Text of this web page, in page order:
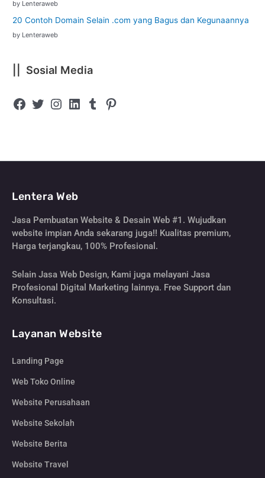
by Lenteraweb
20 Contoh Domain Selain .com yang Bagus dan Kegunaannya
by Lenteraweb
|| Sosial Media
Lentera Web
Jasa Pembuatan Website & Desain Web #1. Wujudkan
website impian Anda sekarang juga!! Kualitas premium,
Harga terjangkau, 100% Profesional.
Selain Jasa Web Design, Kami juga melayani Jasa
Profesional Digital Marketing lainnya. Free Support dan
Konsultasi.
Layanan Website
Landing Page
Web Toko Online
Website Perusahaan
Website Sekolah
Website Berita
Website Travel